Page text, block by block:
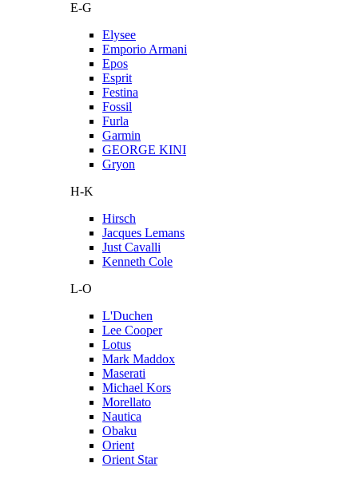
E-G
Elysee
Emporio Armani
Epos
Esprit
Festina
Fossil
Furla
Garmin
GEORGE KINI
Gryon
H-K
Hirsch
Jacques Lemans
Just Cavalli
Kenneth Cole
L-O
L'Duchen
Lee Cooper
Lotus
Mark Maddox
Maserati
Michael Kors
Morellato
Nautica
Obaku
Orient
Orient Star